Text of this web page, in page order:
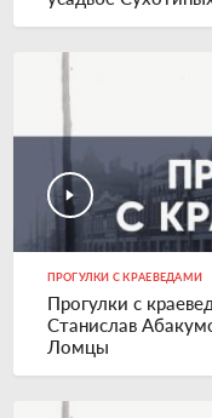
ПРОГУЛКИ С КРАЕВЕДАМИ
Прогулки с
Станислав
Ломцы